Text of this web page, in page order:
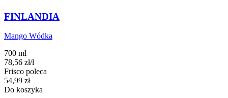
FINLANDIA
Mango Wódka
700 ml
78,56 zł/l
Frisco poleca
Cena
54,99 zł
Do koszyka